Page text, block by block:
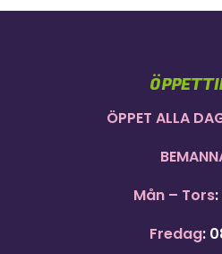
ÖPPET ALLA
Mån – Tors
Fredag: